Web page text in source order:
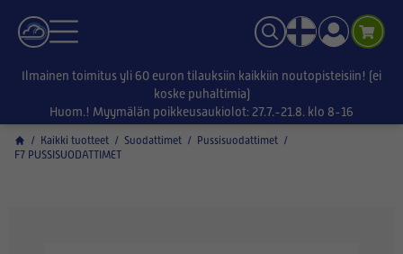
Ilmainen toimitus yli 60 euron tilauksiin kaikkiin noutopisteisiin! (ei
koske puhaltimia)
Huom.! Myymälän poikkeusaukiolot: 27.7.-21.8. klo 8-16
/ Kaikki tuotteet / Suodattimet / Pussisuodattimet /
F7 PUSSISUODATTIMET